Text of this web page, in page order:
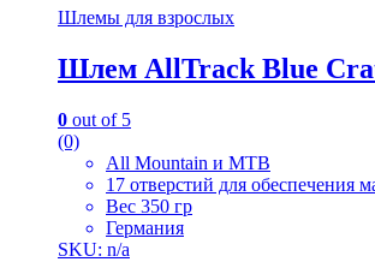
Шлемы для взрослых
Шлем AllTrack Blue
0 out of 5
(0)
All Mountain и MTB
17 отверстий для обеспечения
Вес 350 гр
Германия
SKU: n/a